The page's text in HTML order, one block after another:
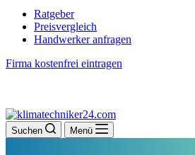
Ratgeber
Preisvergleich
Handwerker anfragen
Firma kostenfrei eintragen
Suchen Menü